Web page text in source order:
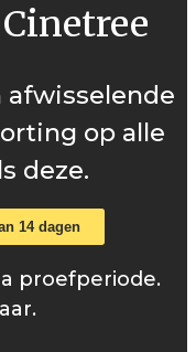
op alle
deze.
14 dagen
proefperiode.